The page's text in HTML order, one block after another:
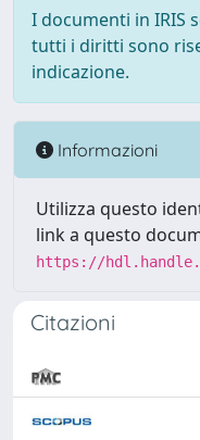
I documenti in IRIS
tutti i diritti sono
indicazione.
Informazioni
Utilizza questo
link a questo
https://
Citazioni